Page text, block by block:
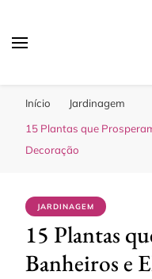
Início
Jardinagem
15 Plantas que
Decoração
JARDINAGEM
15 Plantas
Banheiros e